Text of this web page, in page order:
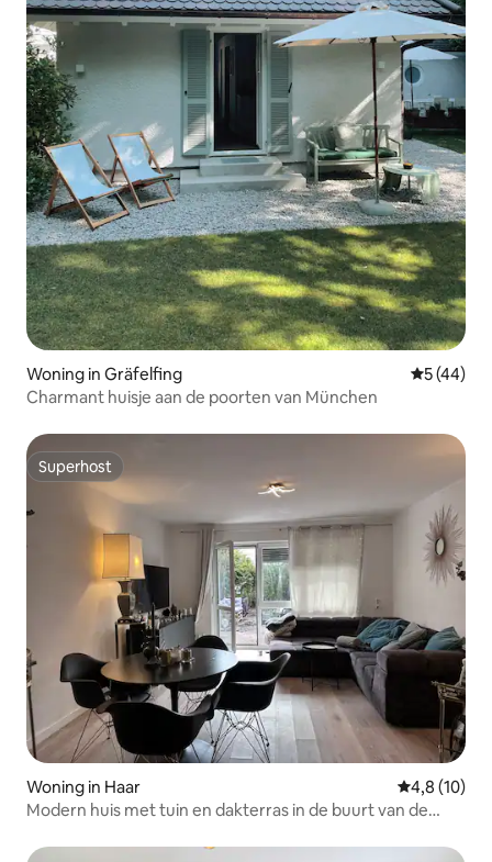
Woning in Gräfelfing
5 (44)
Charmant huisje aan de poorten van München
Superhost
Superhost
Woning in Haar
4,8 (10)
Modern huis met tuin en dakterras in de buurt van de